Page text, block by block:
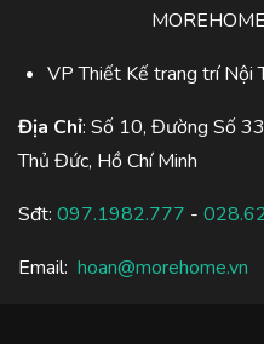
VP Thiết Kế trang trí Nội
Địa Chỉ: Số 10, Đường Số
Thủ Đức, Hồ Chí Minh
Sđt: 097.1982.777 -
Email: hoan@morehome.vn